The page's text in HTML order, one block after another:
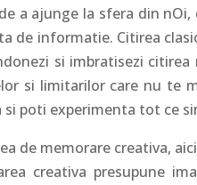
a ajunge la sfera din
de informatie. Citirea
si imbratisezi
si limitarilor care nu te
si poti experimenta tot ce
de memorare creativa,
creativa presupune